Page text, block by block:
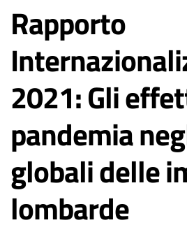
Rapporto
2021: Gli
pandemia
globali delle
lombarde